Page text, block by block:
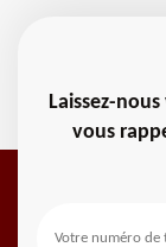
Laissez-
vous